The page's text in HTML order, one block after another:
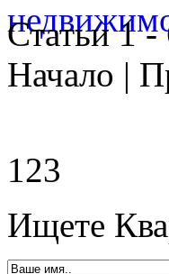
Статьи 1 -
Начало |
123
Ищете